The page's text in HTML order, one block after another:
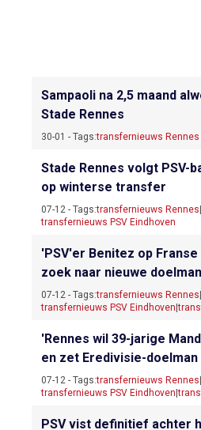
Sampaoli na 2,5 maand
Stade Rennes
30-01 - Tags:transfernieuws Rennes
Stade Rennes volgt PSV-
op winterse transfer
07-12 - Tags:transfernieuws Rennes
transfernieuws PSV Eindhoven
'PSV'er Benitez op
zoek naar nieuwe
07-12 - Tags:transfernieuws Rennes
transfernieuws PSV Eindhoven |
'Rennes wil 39-jarige
en zet Eredivisie-
07-12 - Tags:transfernieuws Rennes
transfernieuws PSV Eindhoven |
PSV vist definitief achter